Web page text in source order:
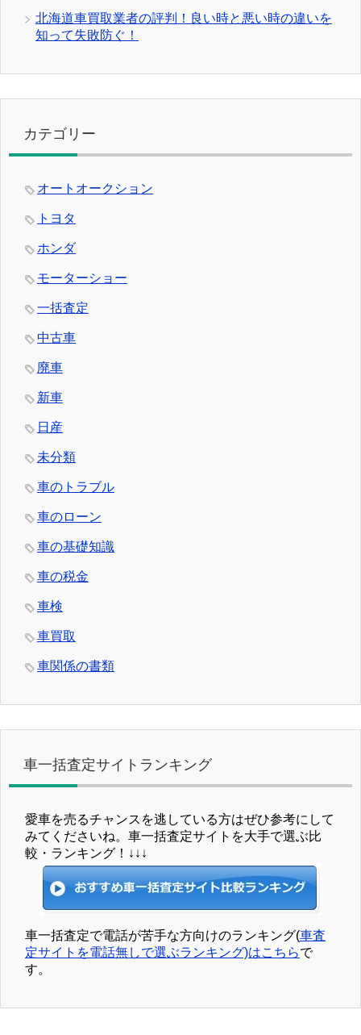
北海道車買取業者の評判！良い時と悪い時の違いを
知って失敗防ぐ！
カテゴリー
オートオークション
トヨタ
ホンダ
モーターショー
一括査定
中古車
廃車
新車
日産
未分類
車のトラブル
車のローン
車の基礎知識
車の税金
車検
車買取
車関係の書類
車一括査定サイトランキング
愛車を売るチャンスを逃している方はぜひ参考にして
みてくださいね。車一括査定サイトを大手で選ぶ比
較・ランキング！↓↓↓
車一括査定で電話が苦手な方向けのランキング(車査
定サイトを電話無しで選ぶランキング)はこちらで
す。